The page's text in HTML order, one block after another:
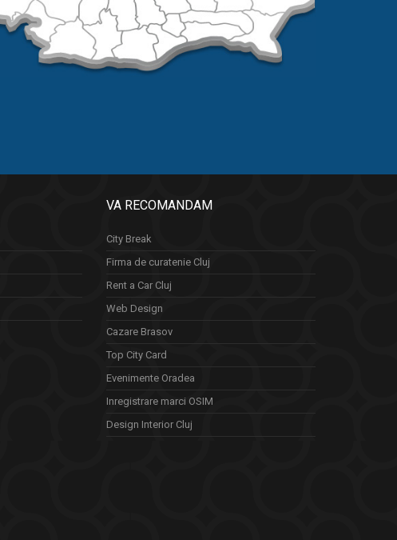
VA RECOMANDAM
City Break
Firma de curatenie Cluj
Rent a Car Cluj
Web Design
Cazare Brasov
Top City Card
Evenimente Oradea
Inregistrare marci OSIM
Design Interior Cluj